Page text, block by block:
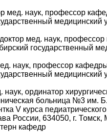
мед. наук, профессор
медицинский
мед. наук, профессор
государственный
наук, профессор
медицинский
ординатор
больница №3 им.
V курса
России, 634050, г.
кафедр